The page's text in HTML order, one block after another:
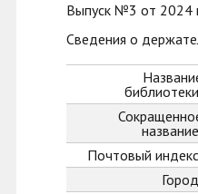
Выпуск №3 от 2024
Сведения о
Почтовый